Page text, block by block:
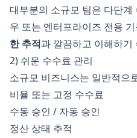
대부분의 소규모 팀은 다단
우 또는 엔터프라이즈 전용
한 추적과 깔끔하고 이해하
2) 쉬운 수수료 관리
소규모 비즈니스는 일반적으
비율 또는 고정 수수료
수동 승인 / 자동 승인
정산 상태 추적